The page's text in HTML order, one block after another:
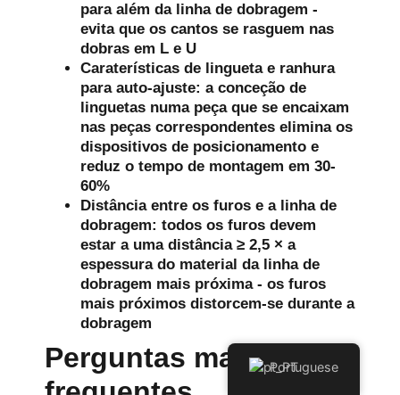
para além da linha de dobragem -
evita que os cantos se rasguem nas
dobras em L e U
Caraterísticas de lingueta e ranhura
para auto-ajuste: a conceção de
linguetas numa peça que se encaixam
nas peças correspondentes elimina os
dispositivos de posicionamento e
reduz o tempo de montagem em 30-
60%
Distância entre os furos e a linha de
dobragem: todos os furos devem
estar a uma distância ≥ 2,5 × a
espessura do material da linha de
dobragem mais próxima - os furos
mais próximos distorcem-se durante a
dobragem
Perguntas mais
Portuguese